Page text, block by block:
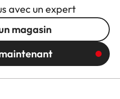
avec un expert
magasin